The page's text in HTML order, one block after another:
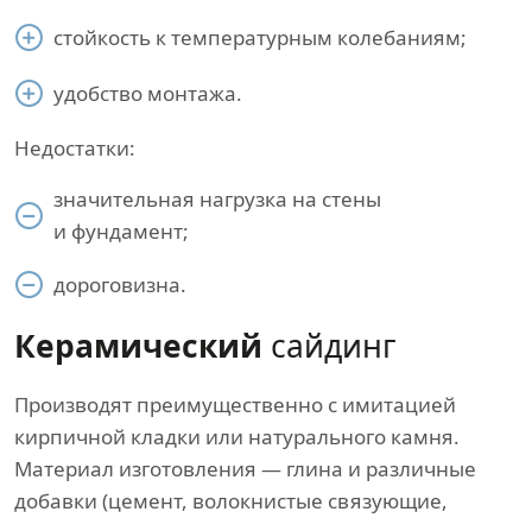
стойкость к температурным колебаниям;
удобство монтажа.
Недостатки:
значительная нагрузка на стены
и фундамент;
дороговизна.
Керамический сайдинг
Производят преимущественно с имитацией
кирпичной кладки или натурального камня.
Материал изготовления — глина и различные
добавки (цемент, волокнистые связующие,